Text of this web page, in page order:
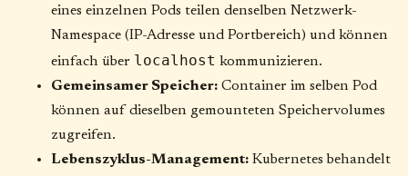
eines einzelnen Pods teilen denselben Netzwerk-
Namespace (IP-Adresse und Portbereich) und können
einfach über localhost kommunizieren.
Gemeinsamer Speicher: Container im selben Pod
können auf dieselben gemounteten Speichervolumes
zugreifen.
Lebenszyklus-Management: Kubernetes behandelt